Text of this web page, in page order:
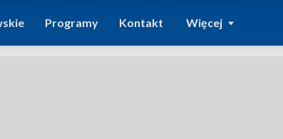
Programy Kontakt Więcej